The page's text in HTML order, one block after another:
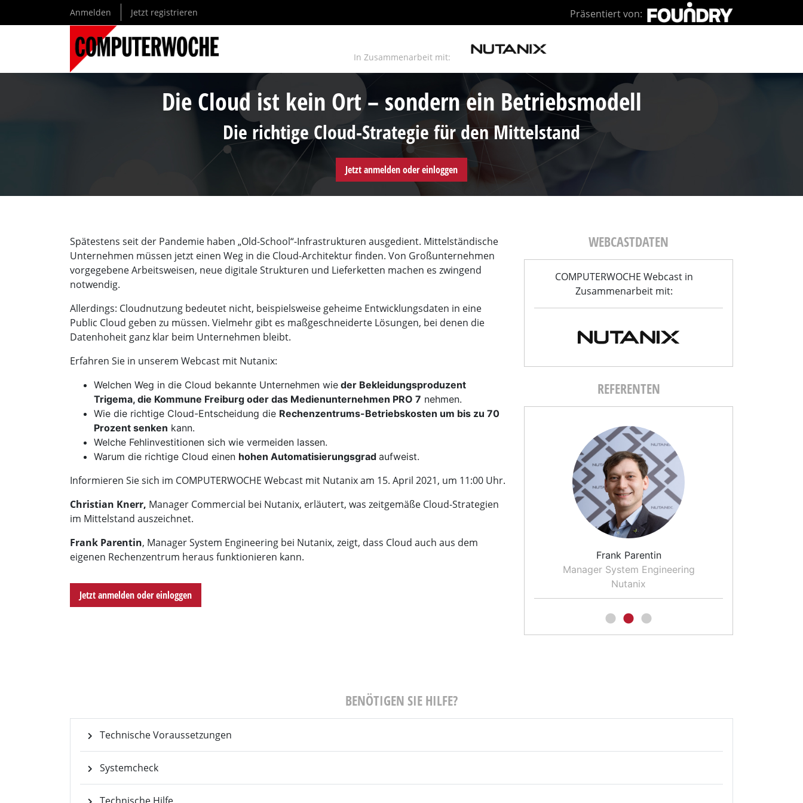
Anmelden Jetzt registrieren Präsentiert von:
In Zusammenarbeit mit:
Die Cloud ist kein Ort – sondern ein Betriebsmodell
Die richtige Cloud-Strategie für den Mittelstand
Jetzt anmelden oder einloggen
Spätestens seit der Pandemie haben „Old-School“-Infrastrukturen ausgedient. Mittelständische
Unternehmen müssen jetzt einen Weg in die Cloud-Architektur finden. Von Großunternehmen
vorgegebene Arbeitsweisen, neue digitale Strukturen und Lieferketten machen es zwingend
notwendig.
Allerdings: Cloudnutzung bedeutet nicht, beispielsweise geheime Entwicklungsdaten in eine
Public Cloud geben zu müssen. Vielmehr gibt es maßgeschneiderte Lösungen, bei denen die
Datenhoheit ganz klar beim Unternehmen bleibt.
Erfahren Sie in unserem Webcast mit Nutanix:
Welchen Weg in die Cloud bekannte Unternehmen wie der Bekleidungsproduzent
Trigema, die Kommune Freiburg oder das Medienunternehmen PRO 7 nehmen.
Wie die richtige Cloud-Entscheidung die Rechenzentrums-Betriebskosten um bis zu 70
Prozent senken kann.
Welche Fehlinvestitionen sich wie vermeiden lassen.
Warum die richtige Cloud einen hohen Automatisierungsgrad aufweist.
Informieren Sie sich im COMPUTERWOCHE Webcast mit Nutanix am 15. April 2021, um 11:00 Uhr.
Christian Knerr, Manager Commercial bei Nutanix, erläutert, was zeitgemäße Cloud-Strategien
im Mittelstand auszeichnet.
Frank Parentin, Manager System Engineering bei Nutanix, zeigt, dass Cloud auch aus dem
eigenen Rechenzentrum heraus funktionieren kann.
Jetzt anmelden oder einloggen
WEBCASTDATEN
COMPUTERWOCHE Webcast in
Zusammenarbeit mit:
REFERENTEN
Sven Hansel
for COMPUTERWOCHE
Frank Parentin
Manager System Engineering
Nutanix
BENÖTIGEN SIE HILFE?
Technische Voraussetzungen
Systemcheck